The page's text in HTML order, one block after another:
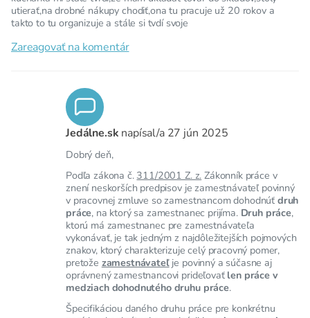
utierať,na drobné nákupy chodiť,ona tu pracuje už 20 rokov a
takto to tu organizuje a stále si tvdí svoje
Zareagovať na komentár
Jedálne.sk napísal/a 27 jún 2025
Dobrý deň,
Podľa zákona č. 311/2001 Z. z. Zákonník práce v
znení neskorších predpisov je zamestnávateľ povinný
v pracovnej zmluve so zamestnancom dohodnúť druh
práce, na ktorý sa zamestnanec prijíma. Druh práce,
ktorú má zamestnanec pre zamestnávateľa
vykonávať, je tak jedným z najdôležitejších pojmových
znakov, ktorý charakterizuje celý pracovný pomer,
pretože zamestnávateľje povinný a súčasne aj
oprávnený zamestnancovi prideľovať len práce v
medziach dohodnutého druhu práce.
Špecifikáciou daného druhu práce pre konkrétnu